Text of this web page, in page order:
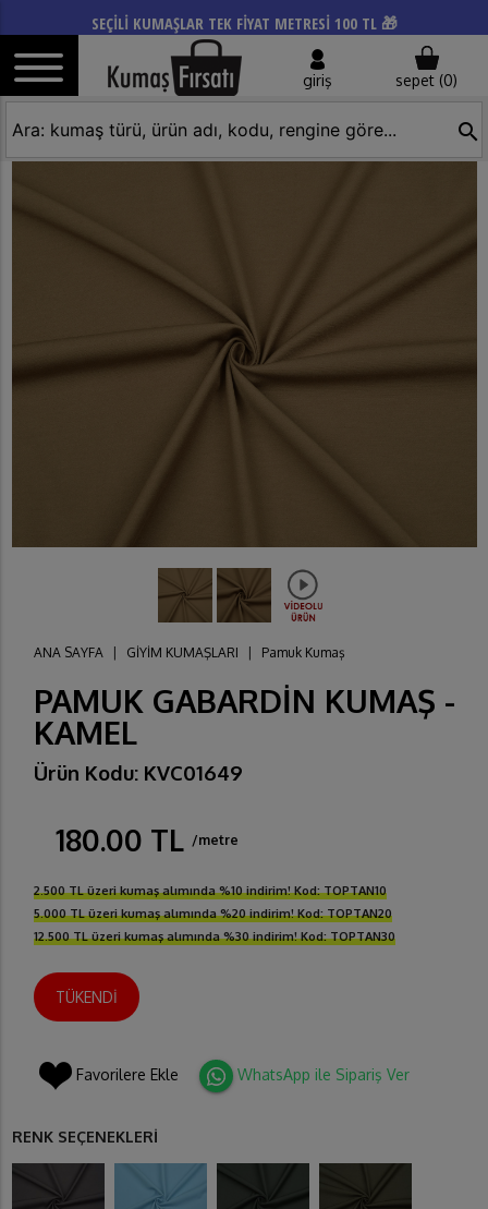
SEÇİLİ KUMAŞLAR TEK FİYAT METRESİ 100 TL 🎁
giriş sepet (0)
search
ANA SAYFA GİYİM KUMAŞLARI Pamuk Kumaş
PAMUK GABARDİN KUMAŞ -
KAMEL
Ürün Kodu: KVC01649
180.00 TL /metre
2.500 TL üzeri kumaş alımında %10 indirim! Kod: TOPTAN10
5.000 TL üzeri kumaş alımında %20 indirim! Kod: TOPTAN20
12.500 TL üzeri kumaş alımında %30 indirim! Kod: TOPTAN30
TÜKENDİ
Favorilere Ekle WhatsApp ile Sipariş Ver
RENK SEÇENEKLERİ